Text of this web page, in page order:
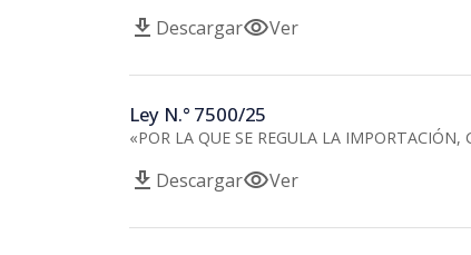
download DescargarvisibilityVer
Ley N.° 7500/25
«POR LA QUE SE REGULA LA IMPORTACIÓN,
download DescargarvisibilityVer